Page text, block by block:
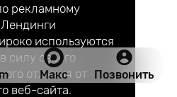
рекламному
используются
силу своего
отличия от
веб-сайта.
Макс Позвонить